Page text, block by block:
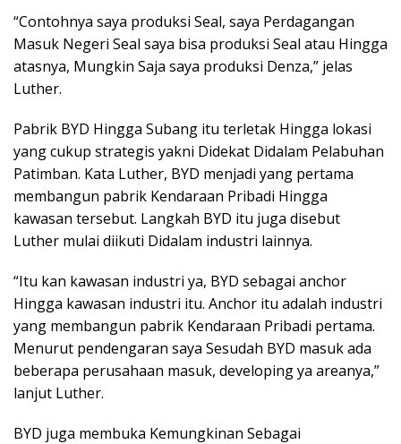
“Contohnya saya produksi Seal, saya Perdagangan
Masuk Negeri Seal saya bisa produksi Seal atau Hingga
atasnya, Mungkin Saja saya produksi Denza,” jelas
Luther.
Pabrik BYD Hingga Subang itu terletak Hingga lokasi
yang cukup strategis yakni Didekat Didalam Pelabuhan
Patimban. Kata Luther, BYD menjadi yang pertama
membangun pabrik Kendaraan Pribadi Hingga
kawasan tersebut. Langkah BYD itu juga disebut
Luther mulai diikuti Didalam industri lainnya.
“Itu kan kawasan industri ya, BYD sebagai anchor
Hingga kawasan industri itu. Anchor itu adalah industri
yang membangun pabrik Kendaraan Pribadi pertama.
Menurut pendengaran saya Sesudah BYD masuk ada
beberapa perusahaan masuk, developing ya areanya,”
lanjut Luther.
BYD juga membuka Kemungkinan Sebagai